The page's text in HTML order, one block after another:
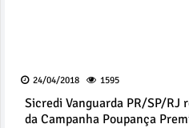
24/04/2018 1595
Sicredi Vanguarda PR/SP/RJ
da Campanha Poupança